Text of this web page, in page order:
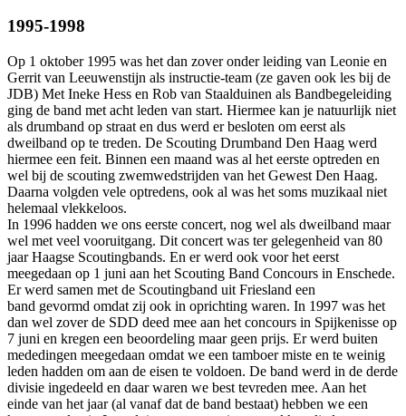
1995-1998
Op 1 oktober 1995 was het dan zover onder leiding van Leonie en
Gerrit van Leeuwenstijn als instructie-team (ze gaven ook les bij de
JDB) Met Ineke Hess en Rob van Staalduinen als Bandbegeleiding
ging de band met acht leden van start. Hiermee kan je natuurlijk niet
als drumband op straat en dus werd er besloten om eerst als
dweilband op te treden. De Scouting Drumband Den Haag werd
hiermee een feit. Binnen een maand was al het eerste optreden en
wel bij de scouting zwemwedstrijden van het Gewest Den Haag.
Daarna volgden vele optredens, ook al was het soms muzikaal niet
helemaal vlekkeloos.
In 1996 hadden we ons eerste concert, nog wel als dweilband maar
wel met veel vooruitgang. Dit concert was ter gelegenheid van 80
jaar Haagse Scoutingbands. En er werd ook voor het eerst
meegedaan op 1 juni aan het Scouting Band Concours in Enschede.
Er werd samen met de Scoutingband uit Friesland een
band gevormd omdat zij ook in oprichting waren. In 1997 was het
dan wel zover de SDD deed mee aan het concours in Spijkenisse op
7 juni en kregen een beoordeling maar geen prijs. Er werd buiten
mededingen meegedaan omdat we een tamboer miste en te weinig
leden hadden om aan de eisen te voldoen. De band werd in de derde
divisie ingedeeld en daar waren we best tevreden mee. Aan het
einde van het jaar (al vanaf dat de band bestaat) hebben we een